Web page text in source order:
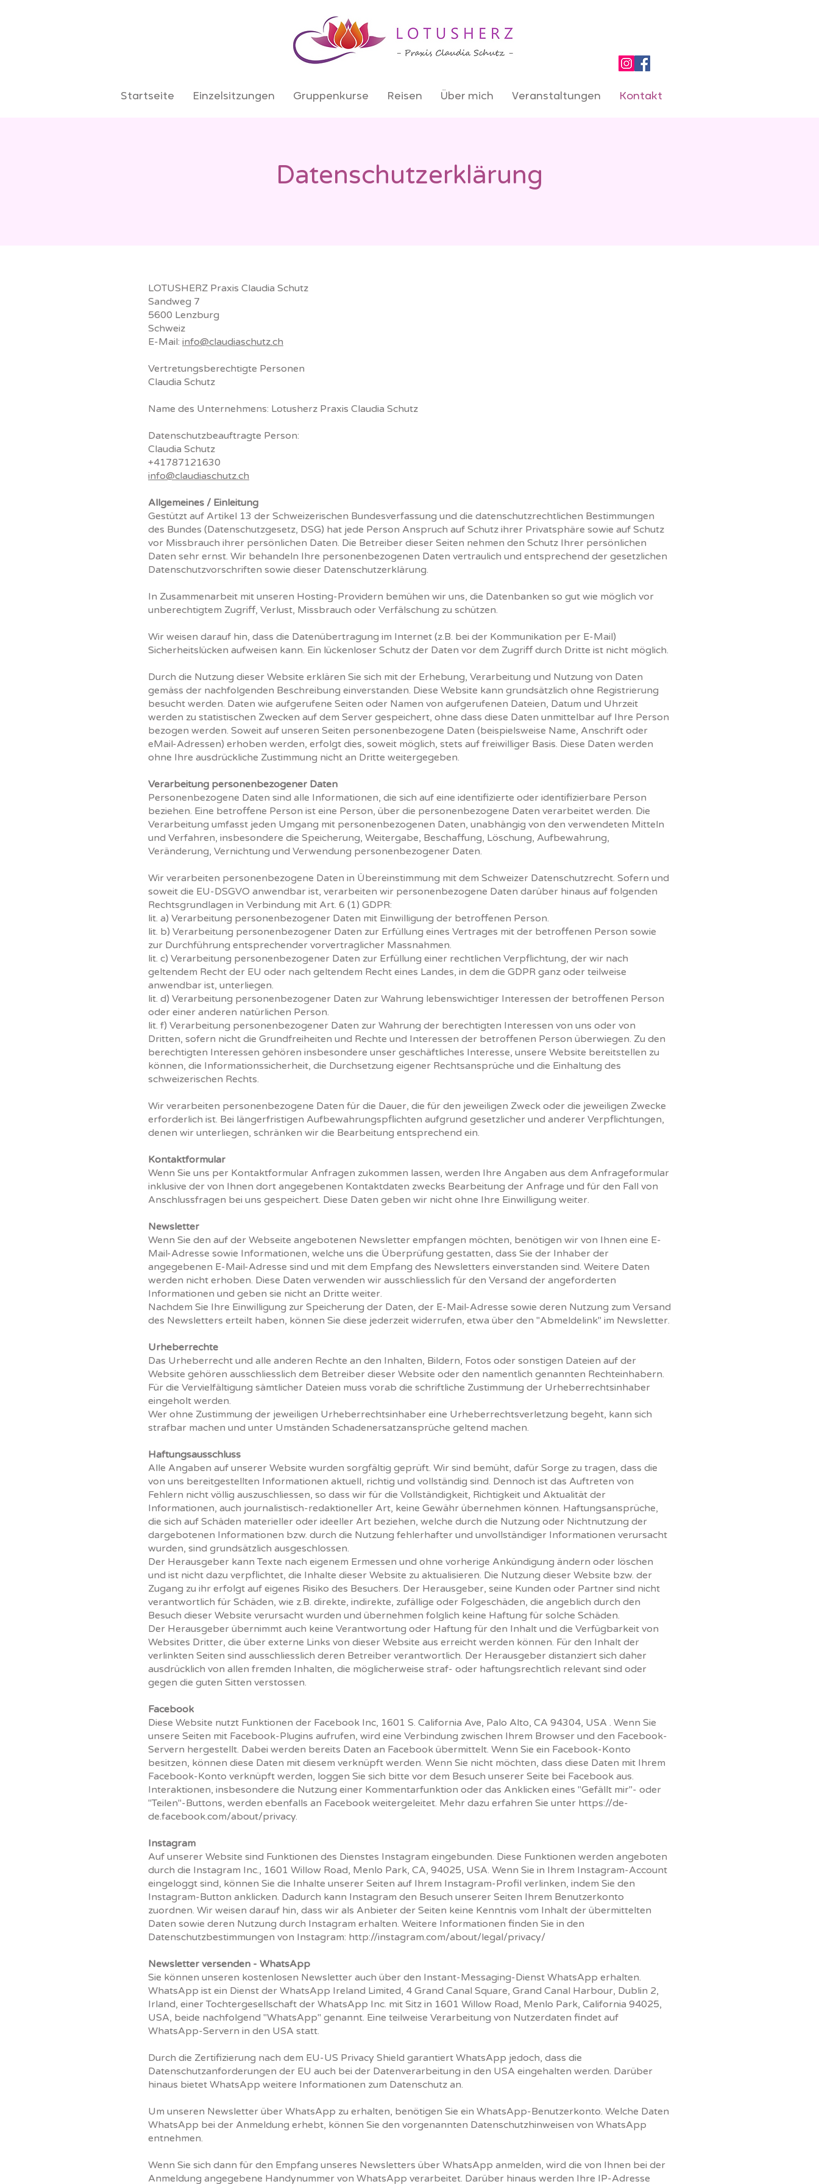
Startseite Einzelsitzungen Gruppenkurse Reisen Über mich Veranstaltungen Kontakt
Datenschutzerklärung
LOTUSHERZ Praxis Claudia Schutz
Sandweg 7
5600 Lenzburg
Schweiz
E-Mail: info@claudiaschutz.ch
Vertretungsberechtigte Personen
Claudia Schutz
Name des Unternehmens: Lotusherz Praxis Claudia Schutz
Datenschutzbeauftragte Person:
Claudia Schutz
+41787121630
info@claudiaschutz.ch
Allgemeines / Einleitung
Gestützt auf Artikel 13 der Schweizerischen Bundesverfassung und die datenschutzrechtlichen Bestimmungen
des Bundes (Datenschutzgesetz, DSG) hat jede Person Anspruch auf Schutz ihrer Privatsphäre sowie auf Schutz
vor Missbrauch ihrer persönlichen Daten. Die Betreiber dieser Seiten nehmen den Schutz Ihrer persönlichen
Daten sehr ernst. Wir behandeln Ihre personenbezogenen Daten vertraulich und entsprechend der gesetzlichen
Datenschutzvorschriften sowie dieser Datenschutzerklärung.
In Zusammenarbeit mit unseren Hosting-Providern bemühen wir uns, die Datenbanken so gut wie möglich vor
unberechtigtem Zugriff, Verlust, Missbrauch oder Verfälschung zu schützen.
Wir weisen darauf hin, dass die Datenübertragung im Internet (z.B. bei der Kommunikation per E-Mail)
Sicherheitslücken aufweisen kann. Ein lückenloser Schutz der Daten vor dem Zugriff durch Dritte ist nicht möglich.
Durch die Nutzung dieser Website erklären Sie sich mit der Erhebung, Verarbeitung und Nutzung von Daten
gemäss der nachfolgenden Beschreibung einverstanden. Diese Website kann grundsätzlich ohne Registrierung
besucht werden. Daten wie aufgerufene Seiten oder Namen von aufgerufenen Dateien, Datum und Uhrzeit
werden zu statistischen Zwecken auf dem Server gespeichert, ohne dass diese Daten unmittelbar auf Ihre Person
bezogen werden. Soweit auf unseren Seiten personenbezogene Daten (beispielsweise Name, Anschrift oder
eMail-Adressen) erhoben werden, erfolgt dies, soweit möglich, stets auf freiwilliger Basis. Diese Daten werden
ohne Ihre ausdrückliche Zustimmung nicht an Dritte weitergegeben.
Verarbeitung personenbezogener Daten
Personenbezogene Daten sind alle Informationen, die sich auf eine identifizierte oder identifizierbare Person
beziehen. Eine betroffene Person ist eine Person, über die personenbezogene Daten verarbeitet werden. Die
Verarbeitung umfasst jeden Umgang mit personenbezogenen Daten, unabhängig von den verwendeten Mitteln
und Verfahren, insbesondere die Speicherung, Weitergabe, Beschaffung, Löschung, Aufbewahrung,
Veränderung, Vernichtung und Verwendung personenbezogener Daten.
Wir verarbeiten personenbezogene Daten in Übereinstimmung mit dem Schweizer Datenschutzrecht. Sofern und
soweit die EU-DSGVO anwendbar ist, verarbeiten wir personenbezogene Daten darüber hinaus auf folgenden
Rechtsgrundlagen in Verbindung mit Art. 6 (1) GDPR:
lit. a) Verarbeitung personenbezogener Daten mit Einwilligung der betroffenen Person.
lit. b) Verarbeitung personenbezogener Daten zur Erfüllung eines Vertrages mit der betroffenen Person sowie
zur Durchführung entsprechender vorvertraglicher Massnahmen.
lit. c) Verarbeitung personenbezogener Daten zur Erfüllung einer rechtlichen Verpflichtung, der wir nach
geltendem Recht der EU oder nach geltendem Recht eines Landes, in dem die GDPR ganz oder teilweise
anwendbar ist, unterliegen.
lit. d) Verarbeitung personenbezogener Daten zur Wahrung lebenswichtiger Interessen der betroffenen Person
oder einer anderen natürlichen Person.
lit. f) Verarbeitung personenbezogener Daten zur Wahrung der berechtigten Interessen von uns oder von
Dritten, sofern nicht die Grundfreiheiten und Rechte und Interessen der betroffenen Person überwiegen. Zu den
berechtigten Interessen gehören insbesondere unser geschäftliches Interesse, unsere Website bereitstellen zu
können, die Informationssicherheit, die Durchsetzung eigener Rechtsansprüche und die Einhaltung des
schweizerischen Rechts.
Wir verarbeiten personenbezogene Daten für die Dauer, die für den jeweiligen Zweck oder die jeweiligen Zwecke
erforderlich ist. Bei längerfristigen Aufbewahrungspflichten aufgrund gesetzlicher und anderer Verpflichtungen,
denen wir unterliegen, schränken wir die Bearbeitung entsprechend ein.
Kontaktformular
Wenn Sie uns per Kontaktformular Anfragen zukommen lassen, werden Ihre Angaben aus dem Anfrageformular
inklusive der von Ihnen dort angegebenen Kontaktdaten zwecks Bearbeitung der Anfrage und für den Fall von
Anschlussfragen bei uns gespeichert. Diese Daten geben wir nicht ohne Ihre Einwilligung weiter.
Newsletter
Wenn Sie den auf der Webseite angebotenen Newsletter empfangen möchten, benötigen wir von Ihnen eine E-
Mail-Adresse sowie Informationen, welche uns die Überprüfung gestatten, dass Sie der Inhaber der
angegebenen E-Mail-Adresse sind und mit dem Empfang des Newsletters einverstanden sind. Weitere Daten
werden nicht erhoben. Diese Daten verwenden wir ausschliesslich für den Versand der angeforderten
Informationen und geben sie nicht an Dritte weiter.
Nachdem Sie Ihre Einwilligung zur Speicherung der Daten, der E-Mail-Adresse sowie deren Nutzung zum Versand
des Newsletters erteilt haben, können Sie diese jederzeit widerrufen, etwa über den "Abmeldelink" im Newsletter.
Urheberrechte
Das Urheberrecht und alle anderen Rechte an den Inhalten, Bildern, Fotos oder sonstigen Dateien auf der
Website gehören ausschliesslich dem Betreiber dieser Website oder den namentlich genannten Rechteinhabern.
Für die Vervielfältigung sämtlicher Dateien muss vorab die schriftliche Zustimmung der Urheberrechtsinhaber
eingeholt werden.
Wer ohne Zustimmung der jeweiligen Urheberrechtsinhaber eine Urheberrechtsverletzung begeht, kann sich
strafbar machen und unter Umständen Schadenersatzansprüche geltend machen.
Haftungsausschluss
Alle Angaben auf unserer Website wurden sorgfältig geprüft. Wir sind bemüht, dafür Sorge zu tragen, dass die
von uns bereitgestellten Informationen aktuell, richtig und vollständig sind. Dennoch ist das Auftreten von
Fehlern nicht völlig auszuschliessen, so dass wir für die Vollständigkeit, Richtigkeit und Aktualität der
Informationen, auch journalistisch-redaktioneller Art, keine Gewähr übernehmen können. Haftungsansprüche,
die sich auf Schäden materieller oder ideeller Art beziehen, welche durch die Nutzung oder Nichtnutzung der
dargebotenen Informationen bzw. durch die Nutzung fehlerhafter und unvollständiger Informationen verursacht
wurden, sind grundsätzlich ausgeschlossen.
Der Herausgeber kann Texte nach eigenem Ermessen und ohne vorherige Ankündigung ändern oder löschen
und ist nicht dazu verpflichtet, die Inhalte dieser Website zu aktualisieren. Die Nutzung dieser Website bzw. der
Zugang zu ihr erfolgt auf eigenes Risiko des Besuchers. Der Herausgeber, seine Kunden oder Partner sind nicht
verantwortlich für Schäden, wie z.B. direkte, indirekte, zufällige oder Folgeschäden, die angeblich durch den
Besuch dieser Website verursacht wurden und übernehmen folglich keine Haftung für solche Schäden.
Der Herausgeber übernimmt auch keine Verantwortung oder Haftung für den Inhalt und die Verfügbarkeit von
Websites Dritter, die über externe Links von dieser Website aus erreicht werden können. Für den Inhalt der
verlinkten Seiten sind ausschliesslich deren Betreiber verantwortlich. Der Herausgeber distanziert sich daher
ausdrücklich von allen fremden Inhalten, die möglicherweise straf- oder haftungsrechtlich relevant sind oder
gegen die guten Sitten verstossen.
Facebook
Diese Website nutzt Funktionen der Facebook Inc, 1601 S. California Ave, Palo Alto, CA 94304, USA . Wenn Sie
unsere Seiten mit Facebook-Plugins aufrufen, wird eine Verbindung zwischen Ihrem Browser und den Facebook-
Servern hergestellt. Dabei werden bereits Daten an Facebook übermittelt. Wenn Sie ein Facebook-Konto
besitzen, können diese Daten mit diesem verknüpft werden. Wenn Sie nicht möchten, dass diese Daten mit Ihrem
Facebook-Konto verknüpft werden, loggen Sie sich bitte vor dem Besuch unserer Seite bei Facebook aus.
Interaktionen, insbesondere die Nutzung einer Kommentarfunktion oder das Anklicken eines "Gefällt mir"- oder
"Teilen"-Buttons, werden ebenfalls an Facebook weitergeleitet. Mehr dazu erfahren Sie unter https://de-
de.facebook.com/about/privacy.
Instagram
Auf unserer Website sind Funktionen des Dienstes Instagram eingebunden. Diese Funktionen werden angeboten
durch die Instagram Inc., 1601 Willow Road, Menlo Park, CA, 94025, USA. Wenn Sie in Ihrem Instagram-Account
eingeloggt sind, können Sie die Inhalte unserer Seiten auf Ihrem Instagram-Profil verlinken, indem Sie den
Instagram-Button anklicken. Dadurch kann Instagram den Besuch unserer Seiten Ihrem Benutzerkonto
zuordnen. Wir weisen darauf hin, dass wir als Anbieter der Seiten keine Kenntnis vom Inhalt der übermittelten
Daten sowie deren Nutzung durch Instagram erhalten. Weitere Informationen finden Sie in den
Datenschutzbestimmungen von Instagram: http://instagram.com/about/legal/privacy/
Newsletter versenden - WhatsApp
Sie können unseren kostenlosen Newsletter auch über den Instant-Messaging-Dienst WhatsApp erhalten.
WhatsApp ist ein Dienst der WhatsApp Ireland Limited, 4 Grand Canal Square, Grand Canal Harbour, Dublin 2,
Irland, einer Tochtergesellschaft der WhatsApp Inc. mit Sitz in 1601 Willow Road, Menlo Park, California 94025,
USA, beide nachfolgend "WhatsApp" genannt. Eine teilweise Verarbeitung von Nutzerdaten findet auf
WhatsApp-Servern in den USA statt.
Durch die Zertifizierung nach dem EU-US Privacy Shield garantiert WhatsApp jedoch, dass die
Datenschutzanforderungen der EU auch bei der Datenverarbeitung in den USA eingehalten werden. Darüber
hinaus bietet WhatsApp weitere Informationen zum Datenschutz an.
Um unseren Newsletter über WhatsApp zu erhalten, benötigen Sie ein WhatsApp-Benutzerkonto. Welche Daten
WhatsApp bei der Anmeldung erhebt, können Sie den vorgenannten Datenschutzhinweisen von WhatsApp
entnehmen.
Wenn Sie sich dann für den Empfang unseres Newsletters über WhatsApp anmelden, wird die von Ihnen bei der
Anmeldung angegebene Handynummer von WhatsApp verarbeitet. Darüber hinaus werden Ihre IP-Adresse